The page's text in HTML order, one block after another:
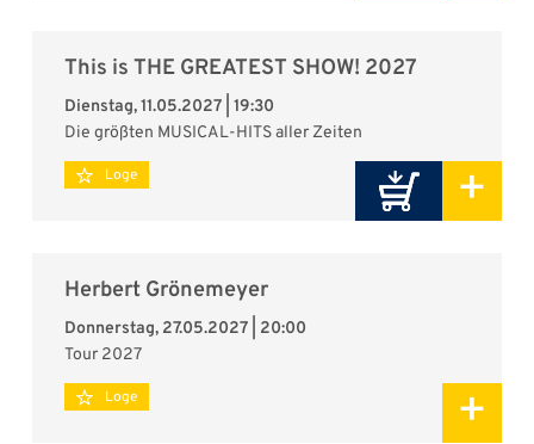
This is THE GREATEST SHOW! 2027
Dienstag, 11.05.2027 | 19:30
Die größten MUSICAL-HITS aller Zeiten
+
Loge
Herbert Grönemeyer
Donnerstag, 27.05.2027 | 20:00
Tour 2027
+
Loge